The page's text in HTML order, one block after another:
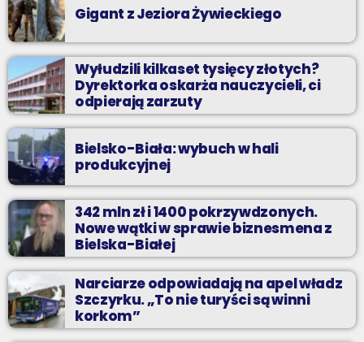
Gigant z Jeziora Żywieckiego
Wyłudzili kilkaset tysięcy złotych?
Dyrektorka oskarża nauczycieli, ci
odpierają zarzuty
Bielsko-Biała: wybuch w hali
produkcyjnej
342 mln zł i 1400 pokrzywdzonych.
Nowe wątki w sprawie biznesmena z
Bielska-Białej
Narciarze odpowiadają na apel władz
Szczyrku. „To nie turyści są winni
korkom”